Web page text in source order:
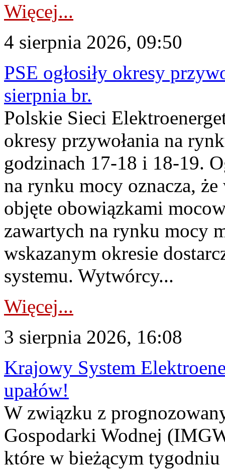
Więcej...
4 sierpnia 2026, 09:50
PSE ogłosiły okresy
sierpnia br.
Polskie Sieci
okresy przywołania na
godzinach 17-18 i 18-19.
na rynku mocy oznacza,
objęte obowiązkami
zawartych na rynku mocy
wskazanym okresie
systemu. Wytwórcy...
Więcej...
3 sierpnia 2026, 16:08
Krajowy System
upałów!
W związku z
Gospodarki Wodnej
które w bieżącym tygodniu